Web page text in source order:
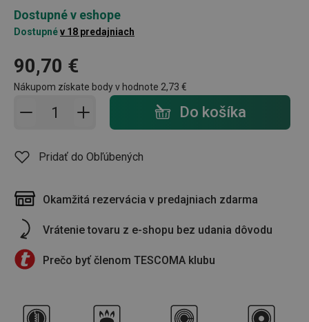
Dostupné v eshope
Dostupnév 18 predajniach
90,70 €
Nákupom získate body v hodnote 2,73 €
Pridať do košíka - počet Do košíka
Pridať do Obľúbených
Okamžitá rezervácia v predajniach zdarma
Vrátenie tovaru z e-shopu bez udania dôvodu
Prečo byť členom TESCOMA klubu